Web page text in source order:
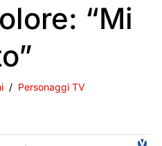
“Mi
Personaggi TV